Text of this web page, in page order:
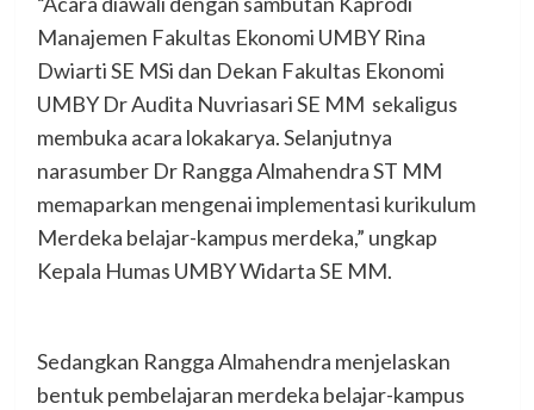
Manajemen Fakultas Ekonomi UMBY Rina
Dwiarti SE MSi dan Dekan Fakultas Ekonomi
UMBY Dr Audita Nuvriasari SE MM sekaligus
membuka acara lokakarya. Selanjutnya
narasumber Dr Rangga Almahendra ST MM
memaparkan mengenai implementasi kurikulum
Merdeka belajar-kampus merdeka,” ungkap
Kepala Humas UMBY Widarta SE MM.
Sedangkan Rangga Almahendra menjelaskan
bentuk pembelajaran merdeka belajar-kampus